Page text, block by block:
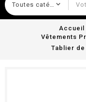
Accueil
Vêtements
Tablier de